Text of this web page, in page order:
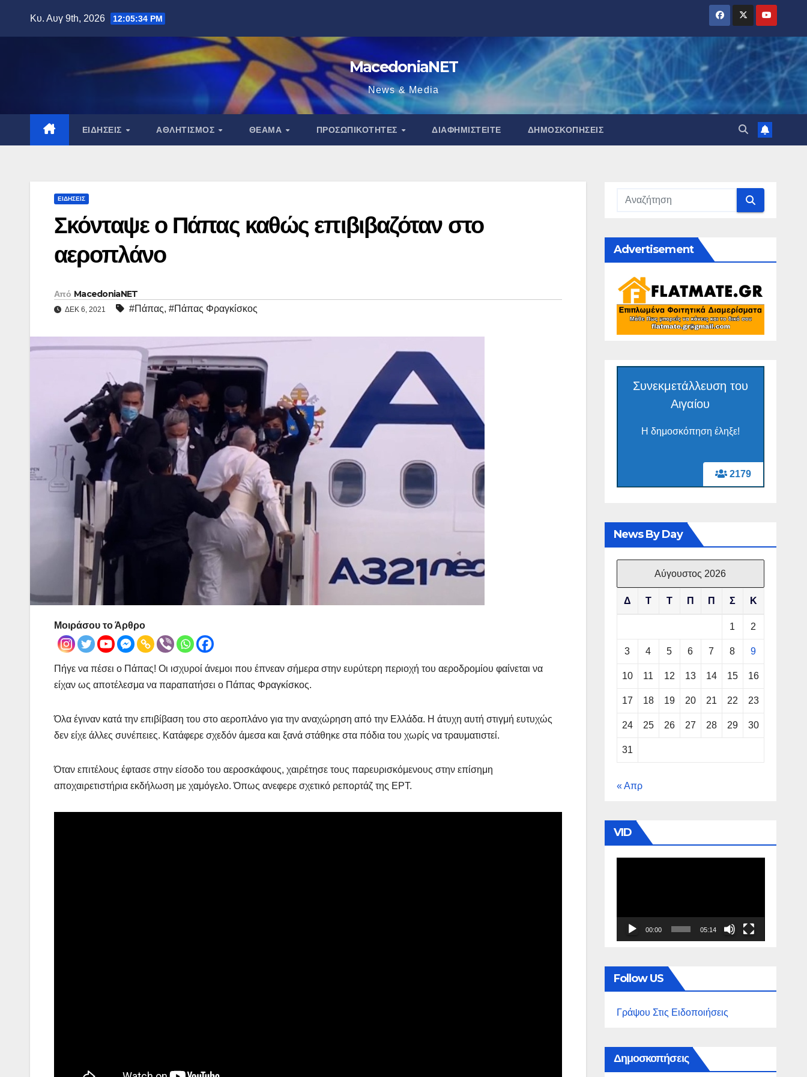
Κυ. Αυγ 9th, 2026 12:05:36 PM
MacedoniaNET
News & Media
ΕΙΔΉΣΕΙΣ ΑΘΛΗΤΙΣΜΌΣ ΘΈΑΜΑ ΠΡΟΣΩΠΙΚΌΤΗΤΕΣ ΔΙΑΦΗΜΙΣΤΕΊΤΕ ΔΗΜΟΣΚΟΠΉΣΕΙΣ
ΕΙΔΉΣΕΙΣ
Σκόνταψε ο Πάπας καθώς επιβιβαζόταν στο
αεροπλάνο
Από MacedoniaNET
ΔΕΚ 6, 2021 #Πάπας, #Πάπας Φραγκίσκος
Μοιράσου το Άρθρο
Πήγε να πέσει ο Πάπας! Οι ισχυροί άνεμοι που έπνεαν σήμερα στην ευρύτερη περιοχή του αεροδρομίου φαίνεται να
είχαν ως αποτέλεσμα να παραπατήσει ο Πάπας Φραγκίσκος.
Όλα έγιναν κατά την επιβίβαση του στο αεροπλάνο για την αναχώρηση από την Ελλάδα. Η άτυχη αυτή στιγμή ευτυχώς
δεν είχε άλλες συνέπειες. Κατάφερε σχεδόν άμεσα και ξανά στάθηκε στα πόδια του χωρίς να τραυματιστεί.
Όταν επιτέλους έφτασε στην είσοδο του αεροσκάφους, χαιρέτησε τους παρευρισκόμενους στην επίσημη
αποχαιρετιστήρια εκδήλωση με χαμόγελο. Όπως ανεφερε σχετικό ρεπορτάζ της ΕΡΤ.
Advertisement
2179
Συνεκμετάλλευση του
Αιγαίου
Η δημοσκόπηση έληξε!
News By Day
Αύγουστος 2026
Δ Τ Τ Π Π Σ Κ
1 2
3 4 5 6 7 8 9
10 11 12 13 14 15 16
17 18 19 20 21 22 23
24 25 26 27 28 29 30
31
« Απρ
VID
00:00 05:14
Follow US
Γράψου Στις Ειδοποιήσεις
Δημοσκοπήσεις